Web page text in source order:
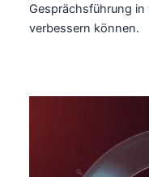
Gesprächsführung
verbessern können.